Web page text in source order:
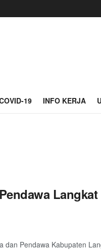
19 INFO KERJA
Pendawa Kabupaten